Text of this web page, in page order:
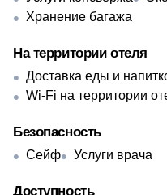
Хранение багажа
На территории отеля
Доставка еды и
Wi-Fi на территории
Безопасность
Сейф Услуги врача
Доступность